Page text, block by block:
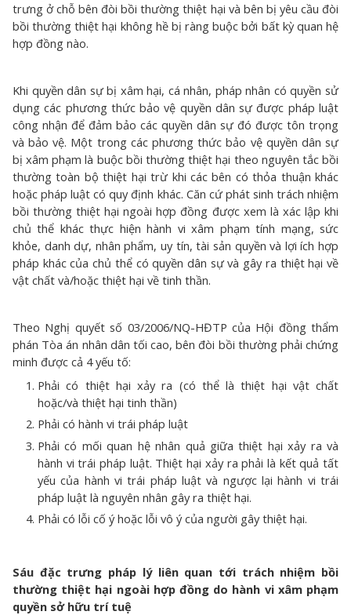
trưng ở chỗ bên đòi bồi thường thiệt hại và bên bị yêu cầu đòi
bồi thường thiệt hại không hề bị ràng buộc bởi bất kỳ quan hệ
hợp đồng nào.
Khi quyền dân sự bị xâm hại, cá nhân, pháp nhân có quyền sử
dụng các phương thức bảo vệ quyền dân sự được pháp luật
công nhận để đảm bảo các quyền dân sự đó được tôn trọng
và bảo vệ. Một trong các phương thức bảo vệ quyền dân sự
bị xâm phạm là buộc bồi thường thiệt hại theo nguyên tắc bồi
thường toàn bộ thiệt hại trừ khi các bên có thỏa thuận khác
hoặc pháp luật có quy định khác. Căn cứ phát sinh trách nhiệm
bồi thường thiệt hại ngoài hợp đồng được xem là xác lập khi
chủ thể khác thực hiện hành vi xâm phạm tính mạng, sức
khỏe, danh dự, nhân phẩm, uy tín, tài sản quyền và lợi ích hợp
pháp khác của chủ thể có quyền dân sự và gây ra thiệt hại về
vật chất và/hoặc thiệt hại về tinh thần.
Theo Nghị quyết số 03/2006/NQ-HĐTP của Hội đồng thẩm
phán Tòa án nhân dân tối cao, bên đòi bồi thường phải chứng
minh được cả 4 yếu tố:
Phải có thiệt hại xảy ra (có thể là thiệt hại vật chất
hoặc/và thiệt hại tinh thần)
Phải có hành vi trái pháp luật
Phải có mối quan hệ nhân quả giữa thiệt hại xảy ra và
hành vi trái pháp luật. Thiệt hại xảy ra phải là kết quả tất
yếu của hành vi trái pháp luật và ngược lại hành vi trái
pháp luật là nguyên nhân gây ra thiệt hại.
Phải có lỗi cố ý hoặc lỗi vô ý của người gây thiệt hại.
Sáu đặc trưng pháp lý liên quan tới trách nhiệm bồi
thường thiệt hại ngoài hợp đồng do hành vi xâm phạm
quyền sở hữu trí tuệ